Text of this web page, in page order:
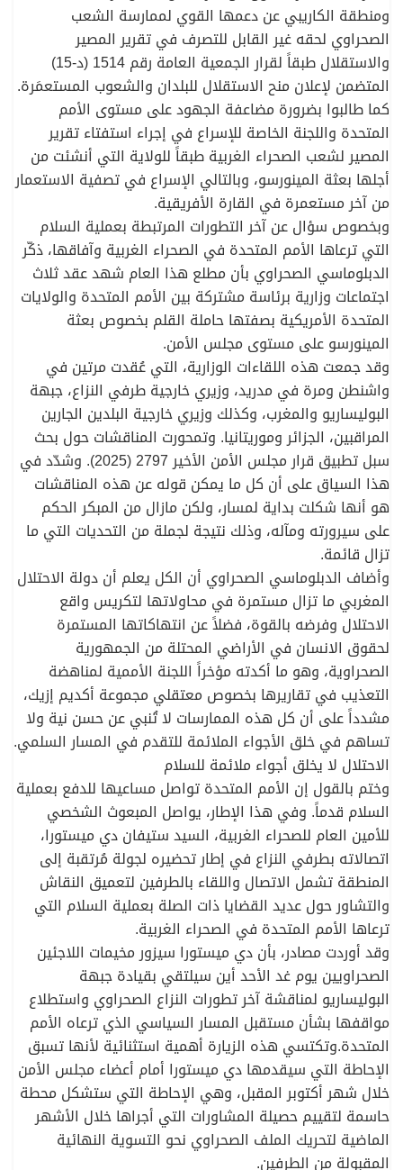
ومنطقة الكاريبي عن دعمها القوي لممارسة الشعب
الصحراوي لحقه غير القابل للتصرف في تقرير المصير
والاستقلال طبقاً لقرار الجمعية العامة رقم 1514 (د-15)
المتضمن لإعلان منح الاستقلال للبلدان والشعوب المستعمَرة.
كما طالبوا بضرورة مضاعفة الجهود على مستوى الأمم
المتحدة واللجنة الخاصة للإسراع في إجراء استفتاء تقرير
المصير لشعب الصحراء الغربية طبقاً للولاية التي أنشئت من
أجلها بعثة المينورسو، وبالتالي الإسراع في تصفية الاستعمار
من آخر مستعمرة في القارة الأفريقية.
وبخصوص سؤال عن آخر التطورات المرتبطة بعملية السلام
التي ترعاها الأمم المتحدة في الصحراء الغربية وآفاقها، ذكّر
الدبلوماسي الصحراوي بأن مطلع هذا العام شهد عقد ثلاث
اجتماعات وزارية برئاسة مشتركة بين الأمم المتحدة والولايات
المتحدة الأمريكية بصفتها حاملة القلم بخصوص بعثة
المينورسو على مستوى مجلس الأمن.
وقد جمعت هذه اللقاءات الوزارية، التي عُقدت مرتين في
واشنطن ومرة في مدريد، وزيري خارجية طرفي النزاع، جبهة
البوليساريو والمغرب، وكذلك وزيري خارجية البلدين الجارين
المراقبين، الجزائر وموريتانيا. وتمحورت المناقشات حول بحث
سبل تطبيق قرار مجلس الأمن الأخير 2797 (2025). وشدّد في
هذا السياق على أن كل ما يمكن قوله عن هذه المناقشات
هو أنها شكلت بداية لمسار، ولكن مازال من المبكر الحكم
على سيرورته ومآله، وذلك نتيجة لجملة من التحديات التي ما
تزال قائمة.
وأضاف الدبلوماسي الصحراوي أن الكل يعلم أن دولة الاحتلال
المغربي ما تزال مستمرة في محاولاتها لتكريس واقع
الاحتلال وفرضه بالقوة، فضلاً عن انتهاكاتها المستمرة
لحقوق الانسان في الأراضي المحتلة من الجمهورية
الصحراوية، وهو ما أكدته مؤخراً اللجنة الأممية لمناهضة
التعذيب في تقاريرها بخصوص معتقلي مجموعة أكديم إزيك،
مشدداً على أن كل هذه الممارسات لا تُنبي عن حسن نية ولا
تساهم في خلق الأجواء الملائمة للتقدم في المسار السلمي.
الاحتلال لا يخلق أجواء ملائمة للسلام
وختم بالقول إن الأمم المتحدة تواصل مساعيها للدفع بعملية
السلام قدماً. وفي هذا الإطار، يواصل المبعوث الشخصي
للأمين العام للصحراء الغربية، السيد ستيفان دي ميستورا،
اتصالاته بطرفي النزاع في إطار تحضيره لجولة مُرتقبة إلى
المنطقة تشمل الاتصال واللقاء بالطرفين لتعميق النقاش
والتشاور حول عديد القضايا ذات الصلة بعملية السلام التي
ترعاها الأمم المتحدة في الصحراء الغربية.
وقد أوردت مصادر، بأن دي ميستورا سيزور مخيمات اللاجئين
الصحراويين يوم غد الأحد أين سيلتقي بقيادة جبهة
البوليساريو لمناقشة آخر تطورات النزاع الصحراوي واستطلاع
مواقفها بشأن مستقبل المسار السياسي الذي ترعاه الأمم
المتحدة.وتكتسي هذه الزيارة أهمية استثنائية لأنها تسبق
الإحاطة التي سيقدمها دي ميستورا أمام أعضاء مجلس الأمن
خلال شهر أكتوبر المقبل، وهي الإحاطة التي ستشكل محطة
حاسمة لتقييم حصيلة المشاورات التي أجراها خلال الأشهر
الماضية لتحريك الملف الصحراوي نحو التسوية النهائية
المقبولة من الطرفين.